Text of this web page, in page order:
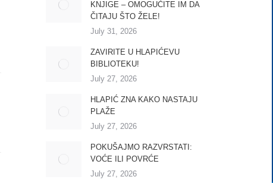
KNJIGE – OMOGUĆITE IM DA
ČITAJU ŠTO ŽELE!
July 31, 2026
ZAVIRITE U HLAPIĆEVU
BIBLIOTEKU!
July 27, 2026
HLAPIĆ ZNA KAKO NASTAJU
PLAŽE
July 27, 2026
POKUŠAJMO RAZVRSTATI:
VOĆE ILI POVRĆE
July 27, 2026